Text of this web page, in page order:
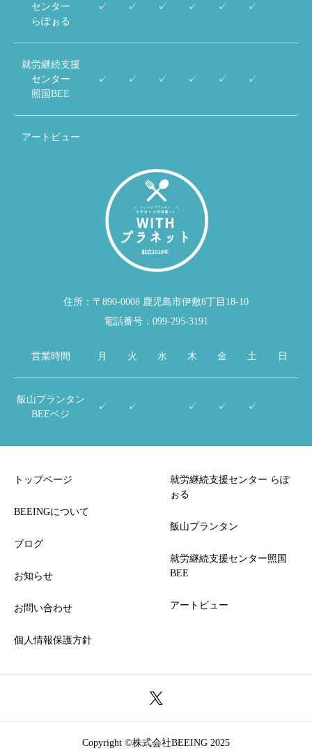
センター
らぽぉる
✓ ✓ ✓ ✓ ✓ ✓
就労継続支援
センター
照国BEE
✓ ✓ ✓ ✓ ✓ ✓
アートビュー
住所：〒890-0008 鹿児島市伊敷8丁目18-10
電話番号：099-295-3191
営業時間 月 火 水 木 金 土 日
飯山プランタン
BEEベジ
✓ ✓ ✓ ✓ ✓
トップページ
BEEINGについて
ブログ
お知らせ
お問い合わせ
個人情報保護方針
就労継続支援センター らぽ
ぉる
飯山プランタン
就労継続支援センター照国
BEE
アートビュー
Copyright ©株式会社BEEING 2025